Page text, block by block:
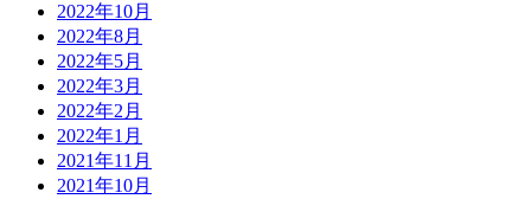
2022年10月
2022年8月
2022年5月
2022年3月
2022年2月
2022年1月
2021年11月
2021年10月